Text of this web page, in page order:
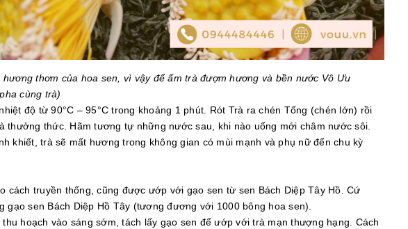
thơm của hoa sen, vì vậy để ấm trà đượm hương và bền nước Vô Ưu
cùng trà)
độ từ 90°C – 95°C trong khoảng 1 phút. Rót Trà ra chén Tống (chén lớn) rồi
thưởng thức. Hãm tương tự những nước sau, khi nào uống mới châm nước sôi.
khiết, trà sẽ mất hương trong không gian có mùi mạnh và phụ nữ đến chu kỳ
cách truyền thống, cũng được ướp với gạo sen từ sen Bách Diệp Tây Hồ. Cứ
gạo sen Bách Diệp Hồ Tây (tương đương với 1000 bông hoa sen).
hoạch vào sáng sớm, tách lấy gạo sen để ướp với trà mạn thượng hạng. Cách